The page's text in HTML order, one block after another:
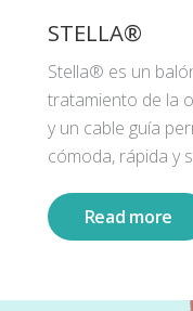
STELLA®
Stella® es un
tratamiento de la
y un cable guía
cómoda, rápida y
Read more